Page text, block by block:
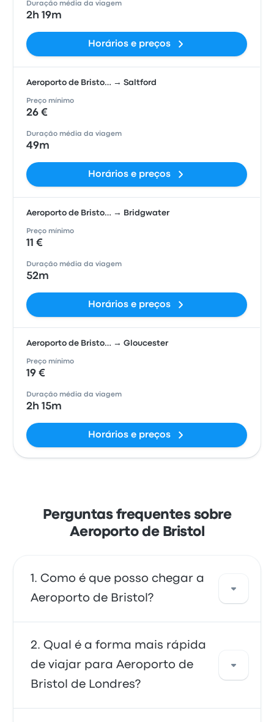
Duração média da viagem
2h 19m
Horários e preços
Aeroporto de Bristo… → Saltford
Preço mínimo
26 €
Duração média da viagem
49m
Horários e preços
Aeroporto de Bristo… → Bridgwater
Preço mínimo
11 €
Duração média da viagem
52m
Horários e preços
Aeroporto de Bristo… → Gloucester
Preço mínimo
19 €
Duração média da viagem
2h 15m
Horários e preços
Perguntas frequentes sobre
Aeroporto de Bristol
Como é que posso chegar a
Aeroporto de Bristol?
Pode apanhar o autocarro, que oferece
acesso direto ao aeroporto. Em alternativa,
também pode apanhar um táxi ou usar um
serviço de partilha de viagens.
Qual é a forma mais rápida
de viajar para Aeroporto de
Bristol de Londres?